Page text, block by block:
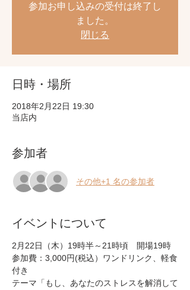
参加お申し込みの受付は終了し
ました。
閉じる
日時・場所
2018年2月22日 19:30
当店内
参加者
その他+1 名の参加者
イベントについて
参加費：3,000円(税込）ワンドリンク、軽食
テーマ「もし、あなたのストレスを解消して